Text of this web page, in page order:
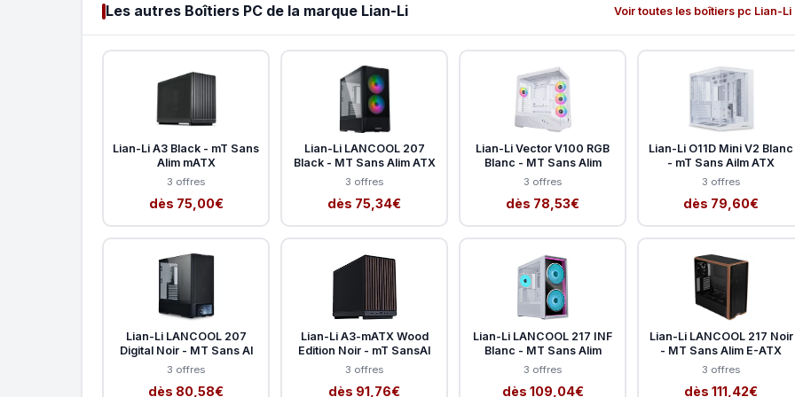
Les autres Boîtiers PC de la marque Lian-Li Voir toutes les boîtiers pc Lian-
Lian-Li A3 Black - mT Sans
Alim mATX
3 offres
dès 75,00€
Lian-Li LANCOOL 207
Black - MT Sans Alim ATX
3 offres
dès 75,34€
Lian-Li Vector V100 RGB
Blanc - MT Sans Alim
3 offres
dès 78,53€
Lian-Li O11D Mini V2 Blanc
- mT Sans Ailm ATX
3 offres
dès 79,60€
Lian-Li LANCOOL 207
Digital Noir - MT Sans Al
3 offres
dès 80,58€
Lian-Li A3-mATX Wood
Edition Noir - mT SansAl
3 offres
dès 91,76€
Lian-Li LANCOOL 217 INF
Blanc - MT Sans Alim
3 offres
dès 109,04€
Lian-Li LANCOOL 217 Noir
- MT Sans Alim E-ATX
3 offres
dès 111,42€